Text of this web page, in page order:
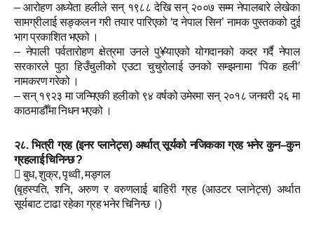
– आरोहण अध्येता हलीले सन् १९८८ देखि सन् २००७ सम्म नेपालबारे लेखेका
सामग्रीलाई सङ्कलन गरी तयार पारिएको ‘द नेपाल सिन’ नामक पुस्तकको दुई
भाग प्रकाशित भएको ।
– नेपाली पर्वतारोहण क्षेत्रमा उनले पु¥याएको योगदानको कदर गर्दै नेपाल
सरकारले पुठा हिउँचुलीको एउटा चुचुरोलाई उनको सम्झनामा ‘पिक हली’
नामकरण गरेको ।
– सन् १९२३ मा जन्मिएकी हलीको ९४ वर्षको उमेरमा सन् २०१८ जनवरी २६ मा
काठमाडौँमा निधन भएको ।
२८. भित्री ग्रह (इनर प्लानेट्स) अर्थात् सूर्यको नजिकका ग्रह भनेर कुन–कुन
ग्रहलाई चिनिन्छ ?
 बुध, शुक्र, पृथ्वी, मङ्गल
(बृहस्पति, शनि, अरुण र वरुणलाई बाहिरी ग्रह (आउटर प्लानेट्स) अर्थात्
सूर्यबाट टाढा रहेका ग्रह भनेर चिनिन्छ ।)